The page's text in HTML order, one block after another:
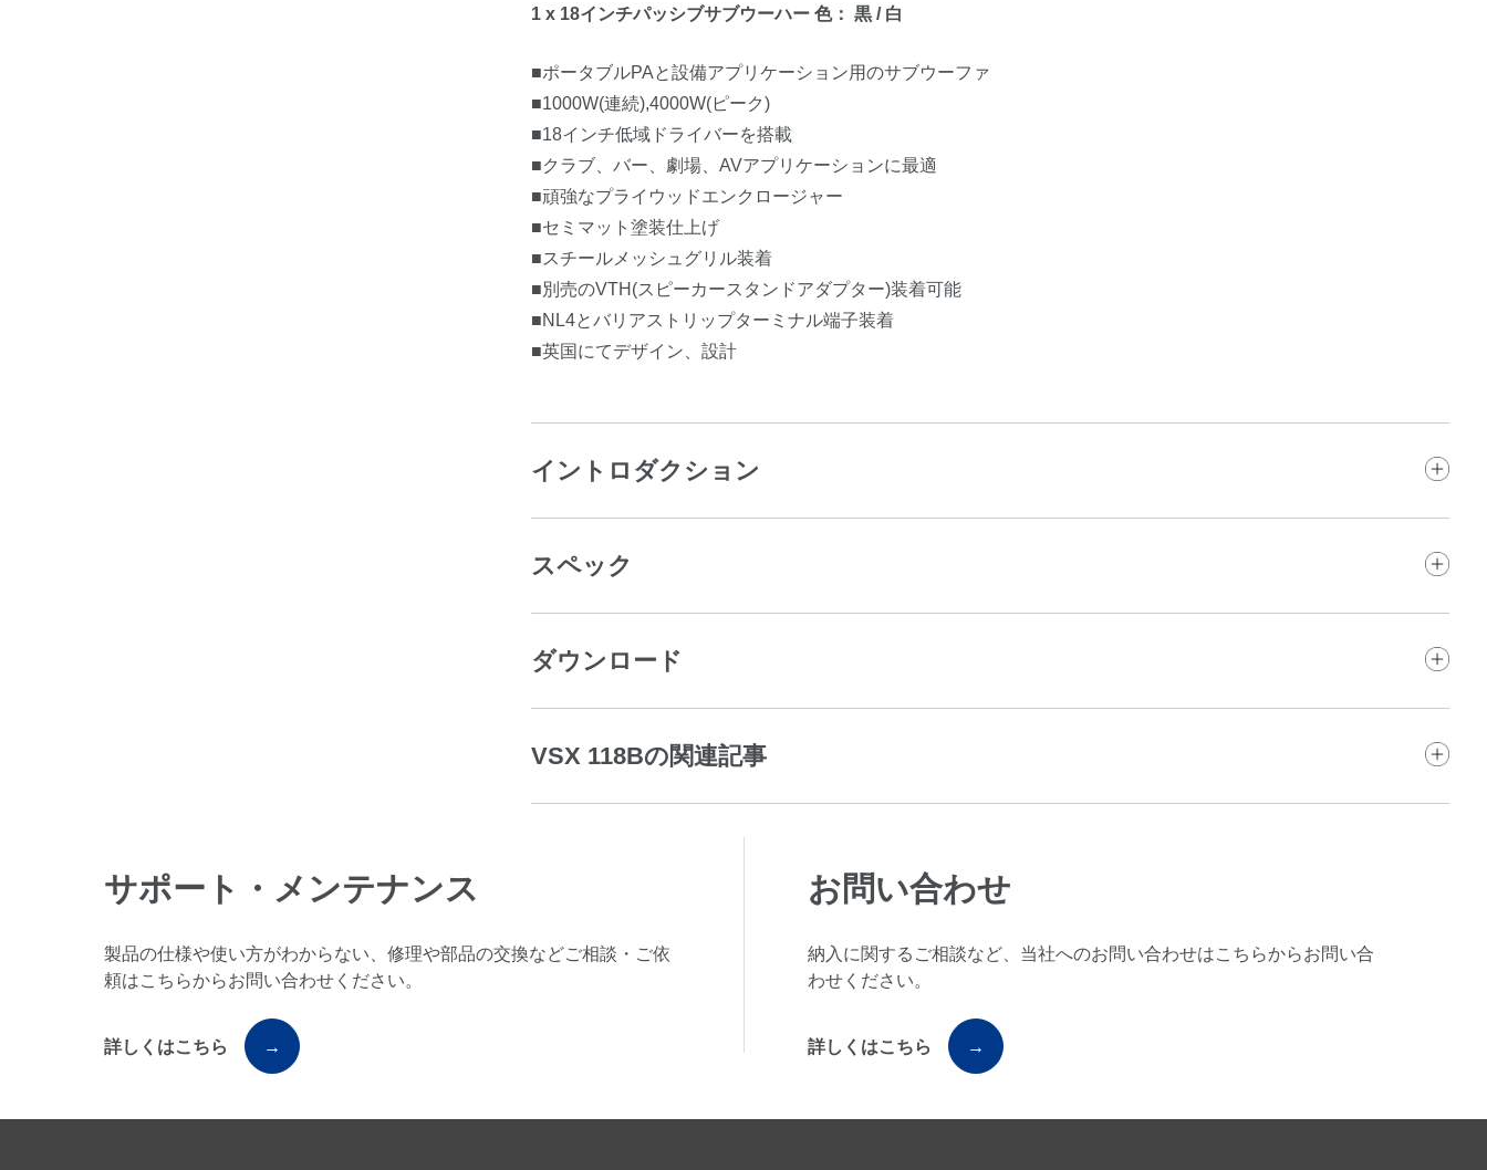
1 x 18インチパッシブサブウーハー 色： 黒 / 白
■ポータブルPAと設備アプリケーション用のサブウーファ
■1000W(連続),4000W(ピーク)
■18インチ低域ドライバーを搭載
■クラブ、バー、劇場、AVアプリケーションに最適
■頑強なプライウッドエンクロージャー
■セミマット塗装仕上げ
■スチールメッシュグリル装着
■別売のVTH(スピーカースタンドアダプター)装着可能
■NL4とバリアストリップターミナル端子装着
■英国にてデザイン、設計
イントロダクション
スペック
ダウンロード
VSX 118Bの関連記事
サポート・メンテナンス
製品の仕様や使い方がわからない、修理や部品の交換などご相談・ご依
頼はこちらからお問い合わせください。
詳しくはこちら →
お問い合わせ
納入に関するご相談など、当社へのお問い合わせはこちらからお問い合
わせください。
詳しくはこちら →